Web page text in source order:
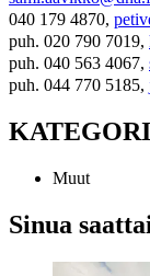
040 179 4870,
puh. 020 790 7019,
puh. 040 563 4067,
puh. 044 770 5185,
Muut
Sinua